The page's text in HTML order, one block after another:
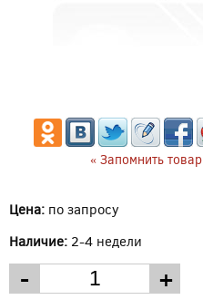
« Запомнить товар
Цена: по запросу
Наличие: 2-4 недели
- +